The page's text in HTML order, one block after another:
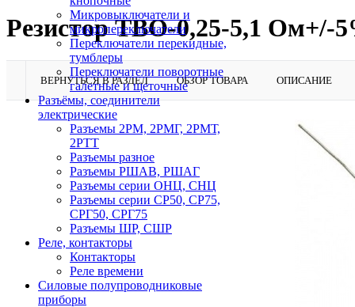
Микровыключатели и
микропереключатели
Переключатели перекидные,
тумблеры
Переключатели поворотные
галетные и щеточные
Разъёмы, соединители
электрические
Разъемы 2РМ, 2РМГ, 2РМТ,
2РТТ
Разъемы разное
Разъемы РШАВ, РШАГ
Разъемы серии ОНЦ, СНЦ
Разъемы серии СР50, СР75,
СРГ50, СРГ75
Разъемы ШР, СШР
Реле, контакторы
Контакторы
Реле времени
Силовые полупроводниковые
приборы
Резистор ТВО-0,25-5,1 Ом+/-
ВЕРНУТЬСЯ В РАЗДЕЛ ОБЗОР ТОВАРА ОПИСАНИЕ